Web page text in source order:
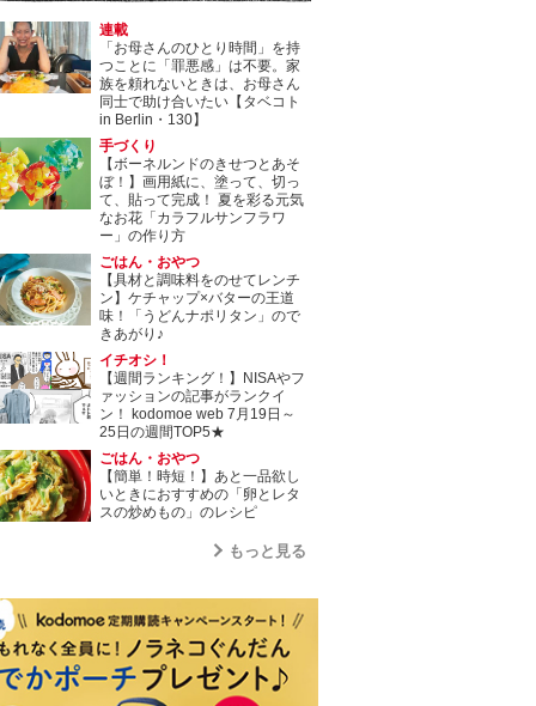
連載
「お母さんのひとり時間」を持
つことに「罪悪感」は不要。家
族を頼れないときは、お母さん
同士で助け合いたい【タベコト
in Berlin・130】
手づくり
【ボーネルンドのきせつとあそ
ぼ！】画用紙に、塗って、切っ
て、貼って完成！ 夏を彩る元気
なお花「カラフルサンフラワ
ー」の作り方
ごはん・おやつ
【具材と調味料をのせてレンチ
ン】ケチャップ×バターの王道
味！「うどんナポリタン」ので
きあがり♪
イチオシ！
【週間ランキング！】NISAやフ
ァッションの記事がランクイ
ン！ kodomoe web 7月19日～
25日の週間TOP5★
ごはん・おやつ
【簡単！時短！】あと一品欲し
いときにおすすめの「卵とレタ
スの炒めもの」のレシピ
もっと見る